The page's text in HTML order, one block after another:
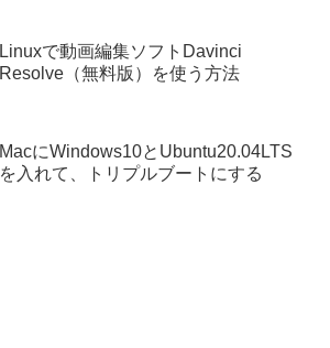
Linuxで動画編集ソフトDavinci
Resolve（無料版）を使う方法
MacにWindows10とUbuntu20.04LTS
を入れて、トリプルブートにする